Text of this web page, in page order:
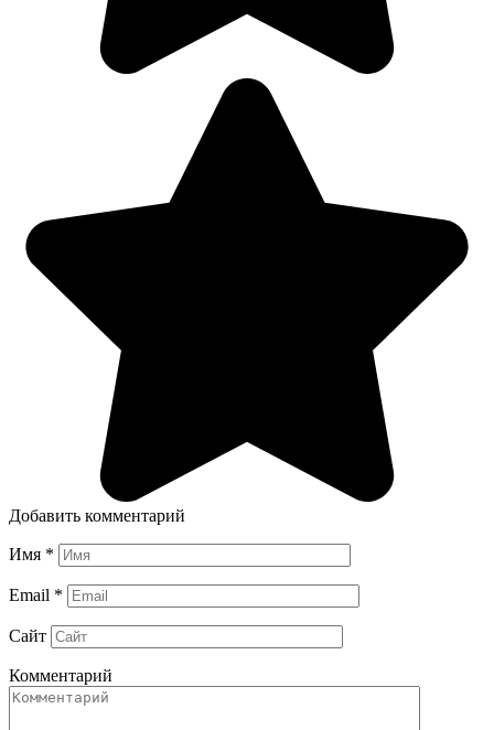
Добавить комментарий
Имя *
Email *
Сайт
Комментарий